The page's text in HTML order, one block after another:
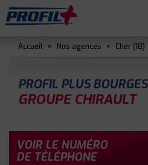
Accueil > Nos agences > Cher (18)
PROFIL PLUS BOURGES
GROUPE CHIRAULT
VOIR LE NUMÉRO
DE TÉLÉPHONE